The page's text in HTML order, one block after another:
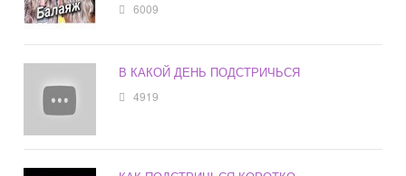
6009
В КАКОЙ ДЕНЬ ПОДСТРИЧЬСЯ
4919